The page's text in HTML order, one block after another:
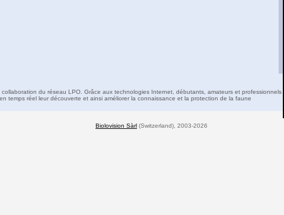
du réseau LPO. Grâce aux technologies Internet, débutants, amateurs et professionnels
temps réel leur découverte et ainsi améliorer la connaissance et la protection de la faune
Biolovision Sàrl (Switzerland), 2003-2026